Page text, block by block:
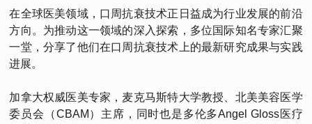
在全球医美领域，口周抗衰技术正日益成为行业发展的前沿
方向。为推动这一领域的深入探索，多位国际知名专家汇聚
一堂，分享了他们在口周抗衰技术上的最新研究成果与实践
进展。
加拿大权威医美专家，麦克马斯特大学教授、北美美容医学
委员会（CBAM）主席，同时也是多伦多Angel Gloss医疗